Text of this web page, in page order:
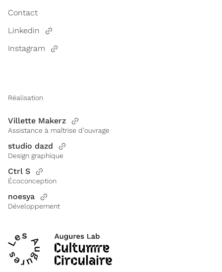
Contact
Linkedin
Instagram
Réalisation
Villette Makerz
Assistance à maîtrise d’ouvrage
studio dazd
Design graphique
Ctrl S
Écoconception
noesya
Développement